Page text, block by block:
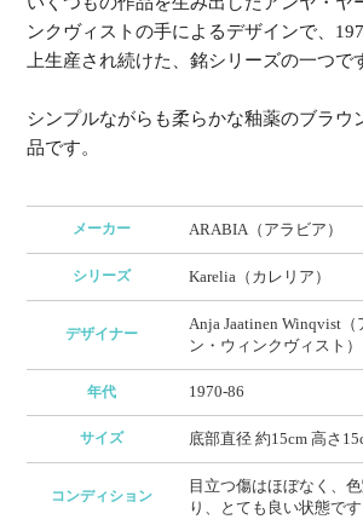
ンクヴィストの手によるデザインで、
上生産され続けた、銘シリーズの一つで
シンプルながらも柔らかな釉薬のブラウ
品です。
メーカー ARABIA（アラビア）
シリーズ Karelia（カレリア）
デザイナー
Anja Jaatinen Winqvist
ン・ウィンクヴィスト）
年代 1970-86
サイズ 底部直径 約15cm 高さ
コンディション
目立つ傷はほぼなく、
り、とても良い状態です